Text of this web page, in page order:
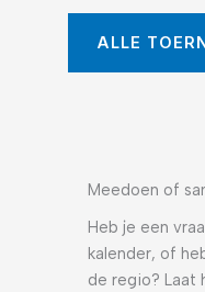
ALLE
Meedoen of
Heb je een
kalender, of
de regio? Laat